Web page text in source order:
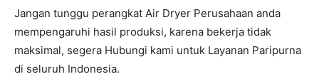
Jangan tunggu perangkat Air Dryer Perusahaan anda
mempengaruhi hasil produksi, karena bekerja tidak
maksimal, segera Hubungi kami untuk Layanan Paripurna
di seluruh Indonesia.